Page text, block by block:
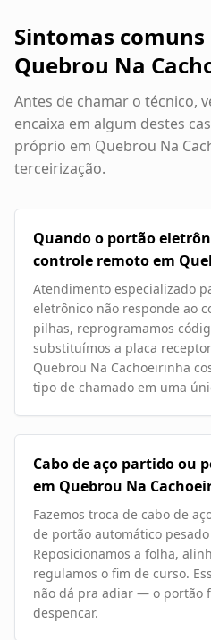
Sintomas
Quebrou Na
Antes de chamar o técnico,
encaixa em algum destes
próprio em Quebrou Na
terceirização.
Quando o portão
controle remoto em
Atendimento especializado
eletrônico não responde ao
pilhas, reprogramamos
substituímos a placa
Quebrou Na Cachoeirinha
tipo de chamado em uma
Cabo de aço partido ou
em Quebrou Na
Fazemos troca de cabo de
de portão automático
Reposicionamos a folha,
regulamos o fim de curso.
não dá pra adiar — o portão
despencar.